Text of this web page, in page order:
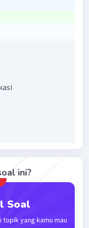
4 lantai dari
kamu naik 5
kamu berada
ini?
Soal
topik yang kamu mau